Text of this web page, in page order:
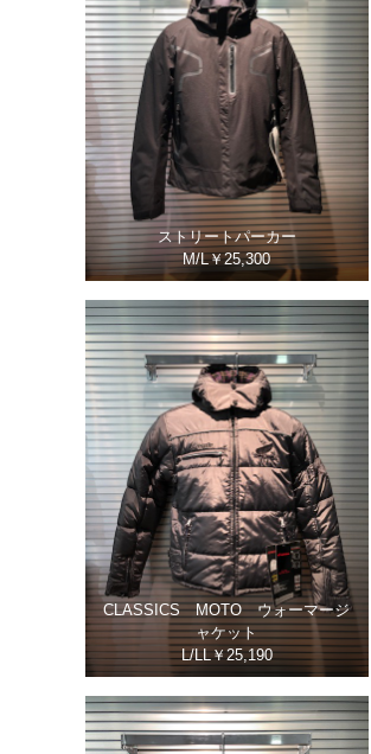
ストリートパーカー
M/L￥25,300
CLASSICS MOTO ウォーマージ
ャケット
L/LL￥25,190